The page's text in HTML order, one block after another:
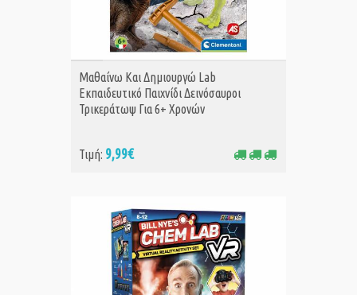
ΑΓΟΡΑ
Μαθαίνω Και Δημιουργώ Lab
Εκπαιδευτικό Παιχνίδι Δεινόσαυροι
Τρικεράτωψ Για 6+ Χρονών
Τιμή: 9,99€